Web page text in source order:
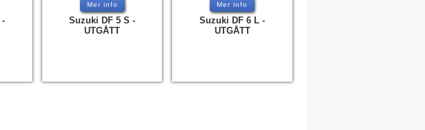
-
Mer info
Suzuki DF 5 S -
UTGÅTT
Mer info
Suzuki DF 6 L -
UTGÅTT